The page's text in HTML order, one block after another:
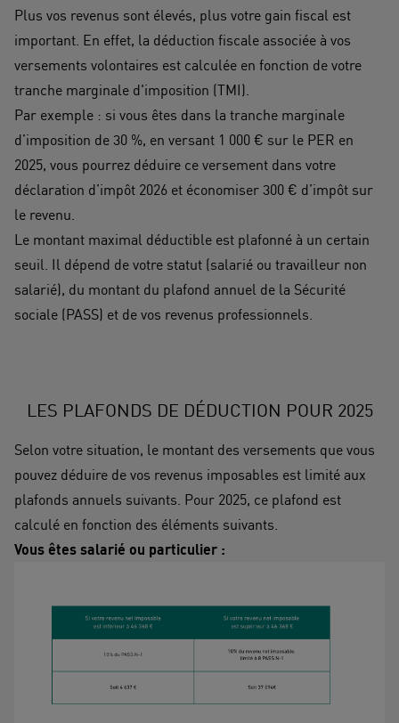
Plus vos revenus sont élevés, plus votre gain fiscal est
important. En effet, la déduction fiscale associée à vos
versements volontaires est calculée en fonction de votre
tranche marginale d'imposition (TMI).
Par exemple : si vous êtes dans la tranche marginale
d’imposition de 30 %, en versant 1 000 € sur le PER en
2025, vous pourrez déduire ce versement dans votre
déclaration d’impôt 2026 et économiser 300 € d’impôt sur
le revenu.
Le montant maximal déductible est plafonné à un certain
seuil. Il dépend de votre statut (salarié ou travailleur non
salarié), du montant du plafond annuel de la Sécurité
sociale (PASS) et de vos revenus professionnels.
LES PLAFONDS DE DÉDUCTION POUR 2025
Selon votre situation, le montant des versements que vous
pouvez déduire de vos revenus imposables est limité aux
plafonds annuels suivants. Pour 2025, ce plafond est
calculé en fonction des éléments suivants.
Vous êtes salarié ou particulier :